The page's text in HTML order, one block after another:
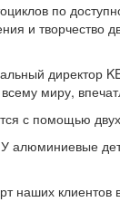
по
и
директор
миру,
с помощью
алюминиевые
наших клиентов